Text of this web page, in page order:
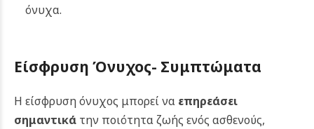
όνυχα.
Είσφρυση Όνυχος- Συμπτώματα
Η είσφρυση όνυχος μπορεί να επηρεάσει
σημαντικά την ποιότητα ζωής ενός ασθενούς,